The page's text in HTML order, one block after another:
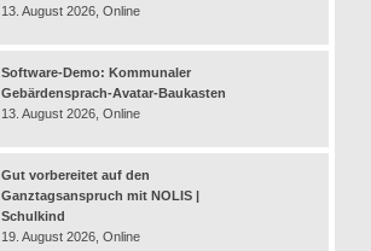
13. August 2026, Online
Software-Demo: Kommunaler
Gebärdensprach-Avatar-Baukasten
13. August 2026, Online
Gut vorbereitet auf den
Ganztagsanspruch mit NOLIS |
Schulkind
19. August 2026, Online